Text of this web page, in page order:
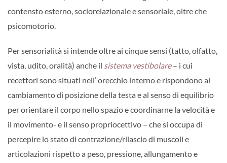
contensto esterno, sociorelazionale e sensoriale, oltre che
psicomotorio.
Per sensorialità si intende oltre ai cinque sensi (tatto, olfatto,
vista, udito, oralità) anche il sistema vestibolare– i cui
recettori sono situati nell’ orecchio interno e rispondono al
cambiamento di posizione della testa e al senso di equilibrio
per orientare il corpo nello spazio e coordinarne la velocità e
il movimento- e il senso propriocettivo – che si occupa di
percepire lo stato di contrazione/rilascio di muscoli e
articolazioni rispetto a peso, pressione, allungamento e